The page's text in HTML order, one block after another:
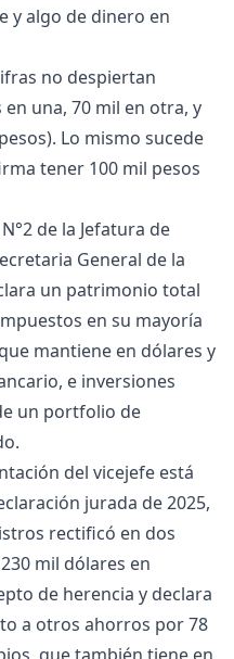
y algo de dinero en
no despiertan
una, 70 mil en otra, y
Lo mismo sucede
tener 100 mil pesos
de la Jefatura de
General de la
un patrimonio total
en su mayoría
mantiene en dólares y
e inversiones
un portfolio de
del vicejefe está
jurada de 2025,
rectificó en dos
mil dólares en
de herencia y declara
a otros ahorros por 78